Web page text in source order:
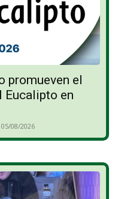
promueven el
Eucalipto en
05/08/2026